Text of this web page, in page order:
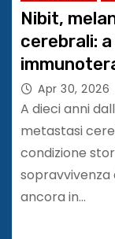
Nibit,
cerebrali: a
Apr 30, 2026
A dieci anni
metastasi
condizione
sopravvivenza
ancora in…